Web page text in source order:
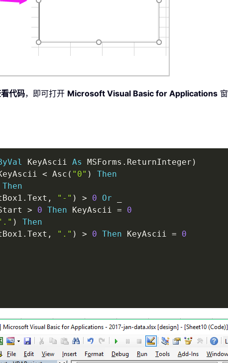
代码，即可打开 Microsoft Visual Basic for Applications
KeyAscii As MSForms . ReturnInteger )
< Asc ( "0" )
Then
Then
. Text , "-" ) > 0 Or
> 0 Then KeyAscii =
0
)
Then
. Text , "." ) > 0 Then KeyAscii =
0